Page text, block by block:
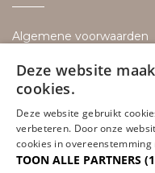
Algemene voorwaarden
Bezorging informatie
Retouren
Disclaimer
Privacy policy
Betaalmethoden
Deze website
cookies.
Deze website gebruikt
verbeteren. Door onze
cookies in
TOON ALLE PARTNERS